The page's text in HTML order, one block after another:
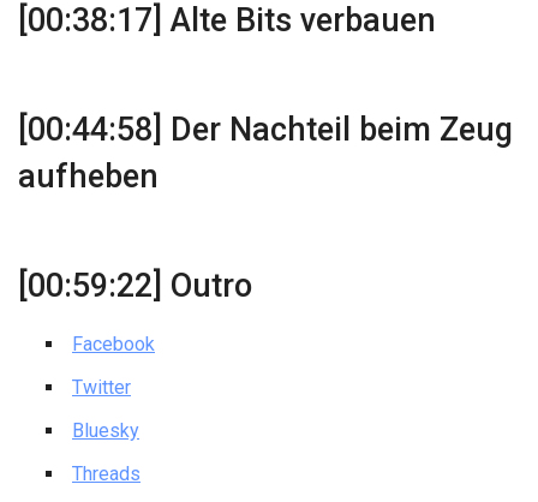
[00:38:17] Alte Bits verbauen
[00:44:58] Der Nachteil beim Zeug
aufheben
[00:59:22] Outro
Facebook
Twitter
Bluesky
Threads